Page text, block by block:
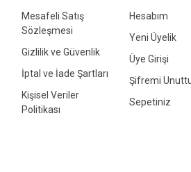
Mesafeli Satış
Sözleşmesi
Gizlilik ve Güvenlik
İptal ve İade Şartları
Kişisel Veriler
Politikası
Hesabım
Yeni Üyelik
Üye Girişi
Şifremi
Sepetiniz